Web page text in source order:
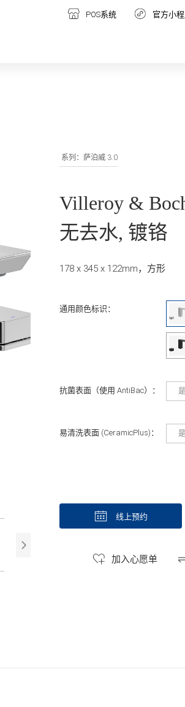
POS系统 官方小
系列：萨泊威 3.0
Villeroy &
无去水, 镀铬
178 x 345 x 122mm，方形
通用颜色标识：
抗菌表面（使用 AntiBac）：
易清洗表面 (CeramicPlus)：
线上预约
加入心愿单